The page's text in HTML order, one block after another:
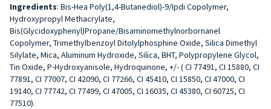
Ingredients: Bis-Hea Poly(1,4-Butanediol)-9/Ipdi Copolymer,
Hydroxypropyl Methacrylate,
Bis(Glycidoxyphenyl)Propane/Bisaminomethylnorbornanel
Copolymer, Trimethylbenzoyl Ditolylphosphine Oxide, Silica Dimethyl
Silylate, Mica, Aluminum Hydroxide, Silica, BHT, Polypropylene Glycol,
Tin Oxide, P-Hydroxyanisole, Hydroquinone, +/- ( CI 77491, CI 15880, CI
77891, CI 77007, CI 42090, CI 77266, CI 45410, CI 15850, CI 47000, CI
19140, CI 77742, CI 77499, CI 47005, CI 16035, CI 45380, CI 60725, CI
77510).